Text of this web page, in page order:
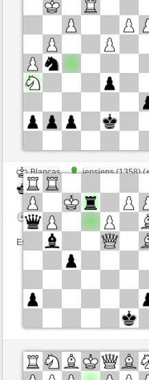
Negras
ciuciaciucia (1347)
Tiempo: 5 minutes/side + 0
Esta partida es por puntos
Blancas
jensjens (1358)
Negras
Tiempo: 5 minutes/side + 0
Esta partida es por puntos
Blancas
SommerSigi
Negras
ciuciaciucia